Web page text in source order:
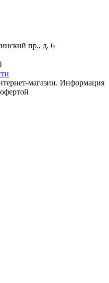
пр., д. 6
магазин. Информация